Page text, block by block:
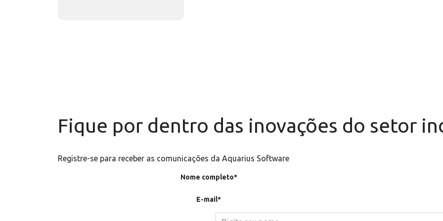
Fique por dentro das inovações do setor
Registre-se para receber as comunicações da Aquarius Software
Nome completo*
E-mail*